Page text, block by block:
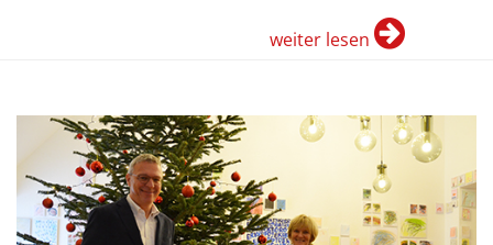
weiter lesen